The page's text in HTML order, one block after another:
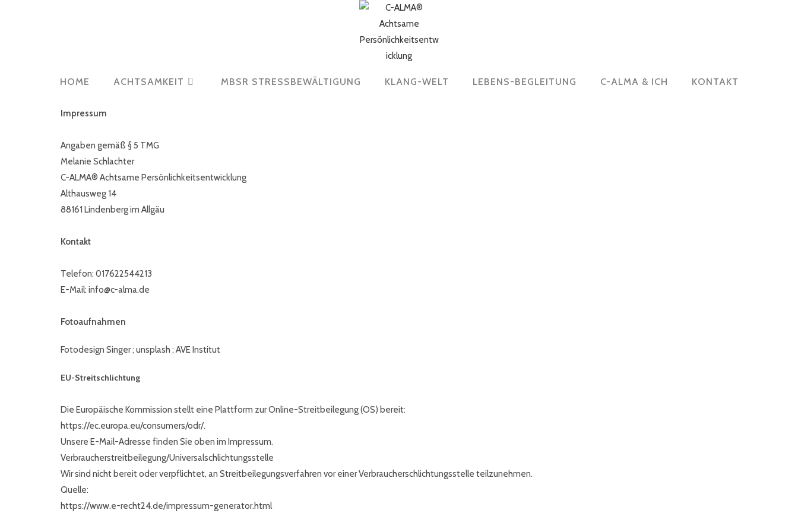
HOME ACHTSAMKEIT MBSR STRESSBEWÄLTIGUNG KLANG-WELT LEBENS-BEGLEITUNG C-ALMA & ICH KONTAKT
Impressum
Angaben gemäß § 5 TMG
Melanie Schlachter
C-ALMA® Achtsame Persönlichkeitsentwicklung
Althausweg 14
88161 Lindenberg im Allgäu
Kontakt
Telefon: 017622544213
E-Mail: info@c-alma.de
Fotoaufnahmen
Fotodesign Singer ; unsplash ; AVE Institut
EU-Streitschlichtung
Die Europäische Kommission stellt eine Plattform zur Online-Streitbeilegung (OS) bereit:
https://ec.europa.eu/consumers/odr/.
Unsere E-Mail-Adresse finden Sie oben im Impressum.
Verbraucherstreitbeilegung/Universalschlichtungsstelle
Wir sind nicht bereit oder verpflichtet, an Streitbeilegungsverfahren vor einer Verbraucherschlichtungsstelle teilzunehmen.
Quelle:
https://www.e-recht24.de/impressum-generator.html